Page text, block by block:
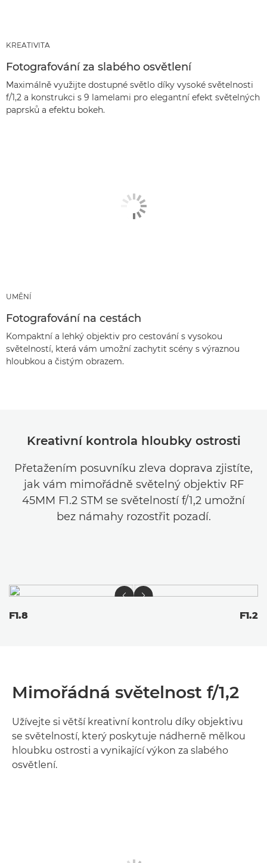
KREATIVITA
Fotografování za slabého osvětlení
Maximálně využijte dostupné světlo díky vysoké světelnosti
f/1,2 a konstrukci s 9 lamelami pro elegantní efekt světelných
paprsků a efektu bokeh.
UMĚNÍ
Fotografování na cestách
Kompaktní a lehký objektiv pro cestování s vysokou
světelností, která vám umožní zachytit scény s výraznou
hloubkou a čistým obrazem.
Kreativní kontrola hloubky ostrosti
Přetažením posuvníku zleva doprava zjistíte,
jak vám mimořádně světelný objektiv RF
45MM F1.2 STM se světelností f/1,2 umožní
bez námahy rozostřit pozadí.
F1.8 F1.2
Mimořádná světelnost f/1,2
Užívejte si větší kreativní kontrolu díky objektivu
se světelností, který poskytuje nádherně mělkou
hloubku ostrosti a vynikající výkon za slabého
osvětlení.